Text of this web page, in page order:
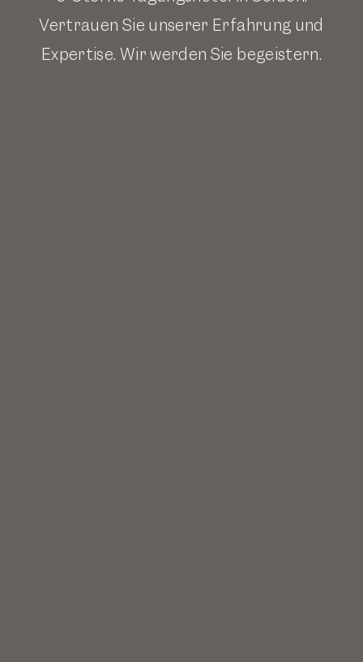
Vertrauen Sie unserer Erfahrung und
Expertise. Wir werden Sie begeistern.